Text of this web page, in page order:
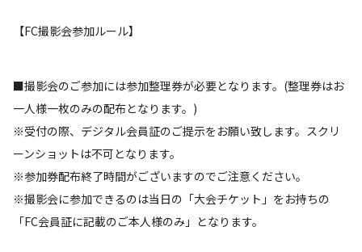
【FC撮影会参加ルール】
■撮影会のご参加には参加整理券が必要となります。(整理券はお
一人様一枚のみの配布となります。)
※受付の際、デジタル会員証のご提示をお願い致します。スクリ
ーンショットは不可となります。
※参加券配布終了時間がございますのでご注意ください。
※撮影会に参加できるのは当日の「大会チケット」をお持ちの
「FC会員証に記載のご本人様のみ」となります。